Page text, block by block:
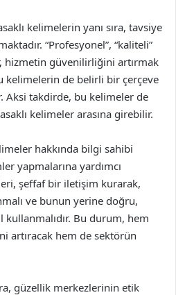
kelimelerin yanı sıra, tavsiye
“Profesyonel”, “kaliteli”
hizmetin güvenilirliğini artırmak
kelimelerin de belirli bir çerçeve
Aksi takdirde, bu kelimeler de
kelimeler arasına girebilir.
hakkında bilgi sahibi
yapmalarına yardımcı
şeffaf bir iletişim kurarak,
ve bunun yerine doğru,
kullanmalıdır. Bu durum, hem
artıracak hem de sektörün
güzellik merkezlerinin etik